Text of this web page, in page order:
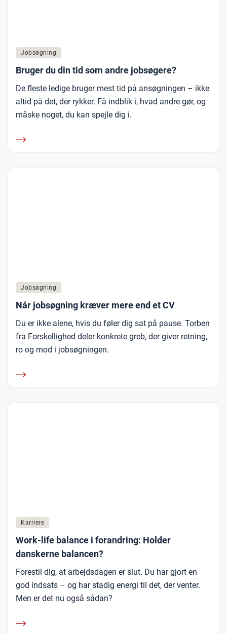
Jobsøgning
Bruger du din tid som andre jobsøgere?
De fleste ledige bruger mest tid på ansøgningen – ikke
altid på det, der rykker. Få indblik i, hvad andre gør, og
måske noget, du kan spejle dig i.
Jobsøgning
Når jobsøgning kræver mere end et CV
Du er ikke alene, hvis du føler dig sat på pause. Torben
fra Forskellighed deler konkrete greb, der giver retning,
ro og mod i jobsøgningen.
Karriere
Work-life balance i forandring: Holder
danskerne balancen?
Forestil dig, at arbejdsdagen er slut. Du har gjort en
god indsats – og har stadig energi til det, der venter.
Men er det nu også sådan?